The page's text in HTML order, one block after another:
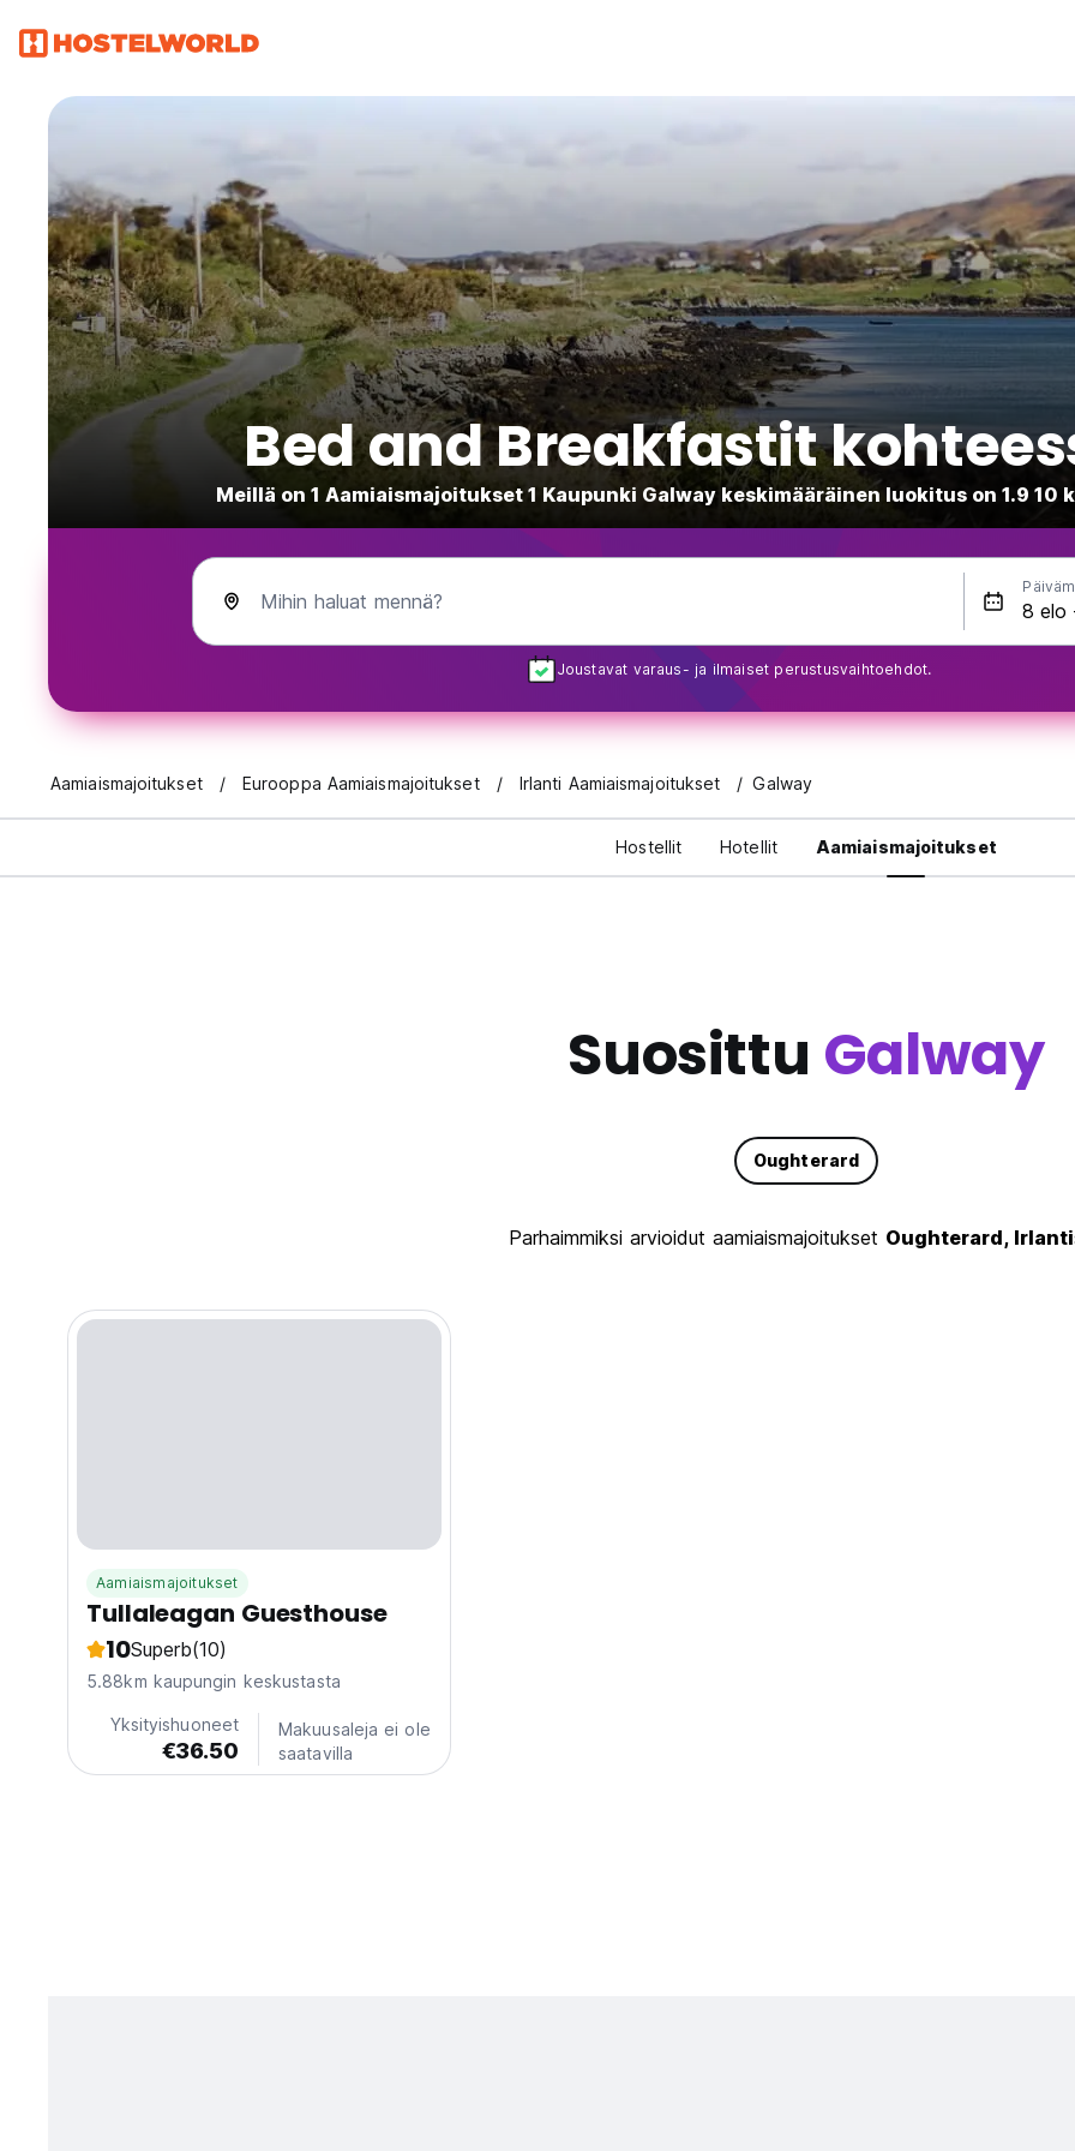
Bed and Breakfastit
Meillä on 1 Aamiaismajoitukset 1 Kaupunki Galway keskimääräinen luokitus on 1.9
Mihin haluat mennä?
Joustavat varaus- ja ilmaiset perustusvaihtoehdot.
Aamiaismajoitukset Eurooppa Aamiaismajoitukset Irlanti Aamiaismajoitukset Galway
Hostellit Hotellit Aamiaismajoitukset
Suosittu Galway
Oughterard
Parhaimmiksi arvioidut aamiaismajoitukset Oughterard, Irlanti
Aamiaismajoitukset
Tullaleagan Guesthouse
10Superb(10)
5.88km kaupungin keskustasta
Yksityishuoneet
€36.50
Makuusaleja ei ole
saatavilla